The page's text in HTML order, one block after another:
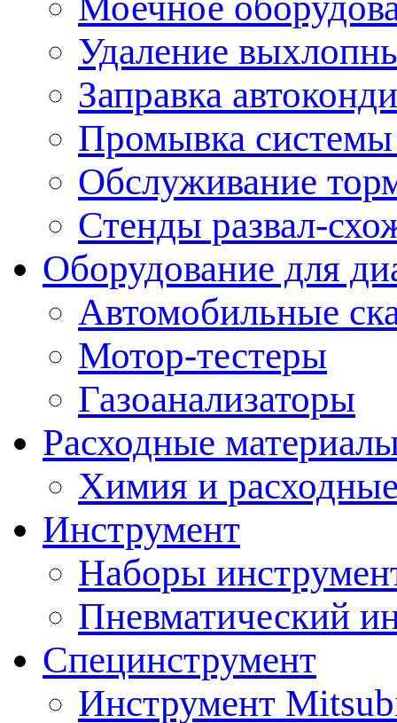
Удаление
Заправка
Промывка
Обслуживание
Стенды развал-
Оборудование для
Автомобильные
Мотор-тестеры
Газоанализаторы
Расходные
Химия и
Инструмент
Наборы
Пневматический
Специнструмент
Инструмент